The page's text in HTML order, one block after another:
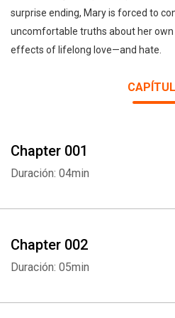
surprise ending, Mary is forced to
uncomfortable truths about her
effects of lifelong love—and hate.
Chapter 001
Duración: 04min
Chapter 002
Duración: 05min